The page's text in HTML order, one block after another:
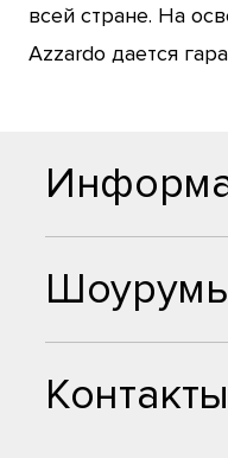
всей стране. На
Azzardo дается
Контакты